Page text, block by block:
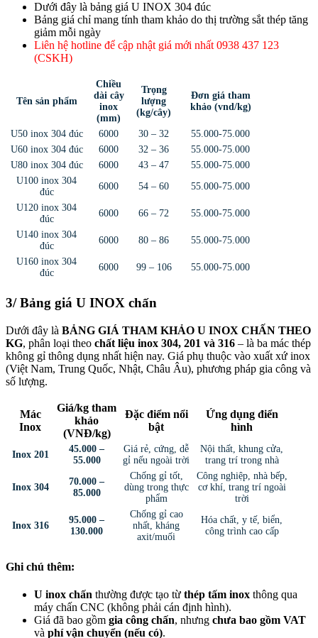
Dưới đây là bảng giá U INOX 304 đúc
Bảng giá chỉ mang tính tham khảo do thị trường sắt thép tăng
giảm mỗi ngày
Liên hệ hotline để cập nhật giá mới nhất 0938 437 123
(CSKH)
Tên sản phẩm
Chiều
dài cây
inox
(mm)
Trọng
lượng
(kg/cây)
Đơn giá tham
khảo (vnd/kg)
U50 inox 304 đúc 6000 30 – 32
55.000-75.000
U60 inox 304 đúc
6000 32 – 36
55.000-75.000
U80 inox 304 đúc
6000 43 – 47
55.000-75.000
U100 inox 304
đúc
6000 54 – 60
55.000-75.000
U120 inox 304
đúc
6000 66 – 72
55.000-75.000
U140 inox 304
đúc
6000 80 – 86
55.000-75.000
U160 inox 304
đúc
6000 99 – 106 55.000-75.000
3/ Bảng giá U INOX chấn
Dưới đây là BẢNG GIÁ THAM KHẢO U INOX CHẤN THEO
KG, phân loại theo chất liệu inox 304, 201 và 316 – là ba mác thép
không gỉ thông dụng nhất hiện nay. Giá phụ thuộc vào xuất xứ inox
(Việt Nam, Trung Quốc, Nhật, Châu Âu), phương pháp gia công và
số lượng.
Mác
Inox
Giá/kg tham
khảo
(VNĐ/kg)
Đặc điểm nổi
bật
Ứng dụng điển
hình
Inox 201
45.000 –
55.000
Giá rẻ, cứng, dễ
gỉ nếu ngoài trời
Nội thất, khung cửa,
trang trí trong nhà
Inox 304
70.000 –
85.000
Chống gỉ tốt,
dùng trong thực
phẩm
Công nghiệp, nhà bếp,
cơ khí, trang trí ngoài
trời
Inox 316
95.000 –
130.000
Chống gỉ cao
nhất, kháng
axit/muối
Hóa chất, y tế, biển,
công trình cao cấp
Ghi chú thêm:
U inox chấn thường được tạo từ thép tấm inox thông qua
máy chấn CNC (không phải cán định hình).
Giá đã bao gồm gia công chấn, nhưng chưa bao gồm VAT
và phí vận chuyển (nếu có).